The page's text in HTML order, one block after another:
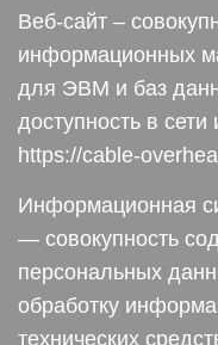
Веб-сайт –
информационных
для ЭВМ и баз
доступность в
https://cable-
Информационная
— совокупность
персональных
обработку
технических